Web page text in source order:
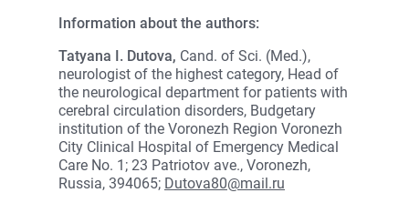
Information about the authors:
Tatyana I. Dutova, Cand. of Sci. (Med.),
neurologist of the highest category, Head of
the neurological department for patients with
cerebral circulation disorders, Budgetary
institution of the Voronezh Region Voronezh
City Clinical Hospital of Emergency Medical
Care No. 1; 23 Patriotov ave., Voronezh,
Russia, 394065; Dutova80@mail.ru